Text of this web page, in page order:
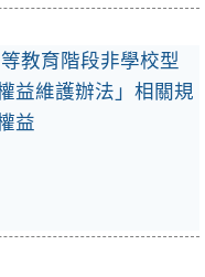
教育階段非學校型
益維護辦法」相關規
益